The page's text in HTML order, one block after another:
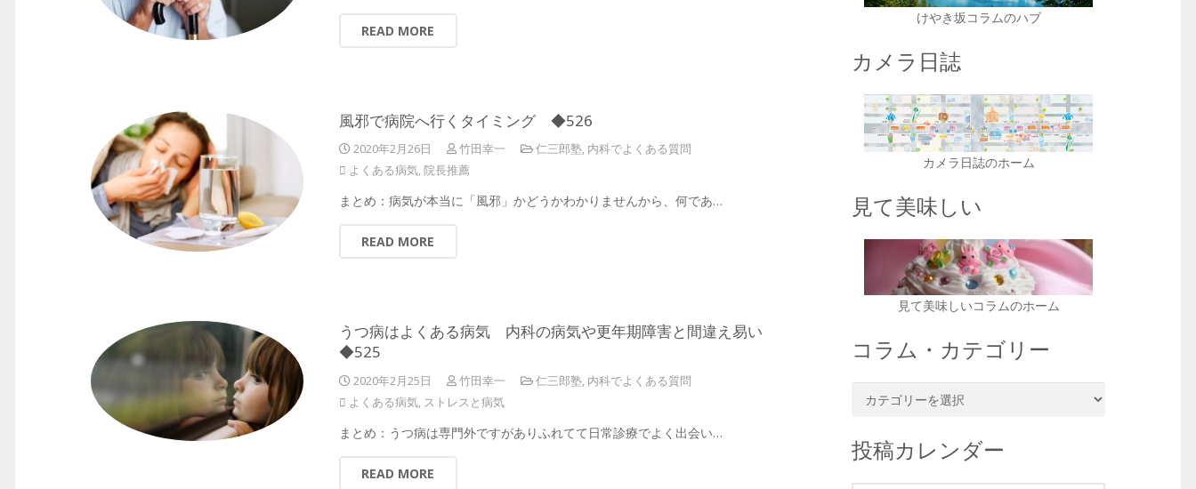
READ MORE
風邪で病院へ行くタイミング ◆526
2020年2月26日 竹田幸一 仁三郎塾, 内科でよくある質問
よくある病気,院長推薦
まとめ：病気が本当に「風邪」かどうかわかりませんから、何であ…
READ MORE
うつ病はよくある病気 内科の病気や更年期障害と間違え易い
◆525
2020年2月25日 竹田幸一 仁三郎塾, 内科でよくある質問
よくある病気, ストレスと病気
まとめ：うつ病は専門外ですがありふれてて日常診療でよく出会い…
READ MORE
けやき坂コラムのハブ
カメラ日誌
カメラ日誌のホーム
見て美味しい
見て美味しいコラムのホーム
コラム・カテゴリー
カ
投稿カレンダー